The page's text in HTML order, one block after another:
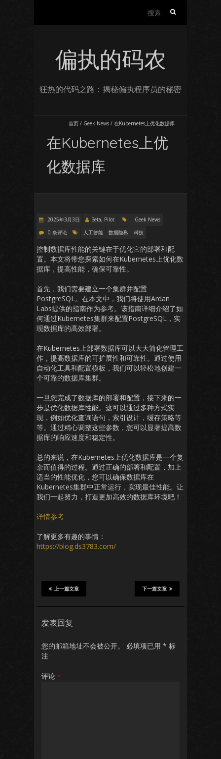
偏执的码农
狂热的代码之路：揭秘偏执程序员的秘密
首页 / Geek News / 在Kubernetes上优化数据库
在Kubernetes上优
化数据库
2025年3月3日 Beta, Pilot
Geek News
0 条评论
人工智能 数据隐私 科技
控制数据库性能的关键在于优化它的部署和配
置。本文将带您探索如何在Kubernetes上优化数
据库，提高性能，确保可靠性。
首先，我们需要建立一个集群并配置
PostgreSQL。在本文中，我们将使用Ardan
Labs提供的指南作为参考。该指南详细介绍了如
何通过Kubernetes集群来配置PostgreSQL，实
现数据库的高效部署。
在Kubernetes上部署数据库可以大大简化管理工
作，提高数据库的可扩展性和可靠性。通过使用
自动化工具和配置模板，我们可以轻松地创建一
个可靠的数据库集群。
一旦您完成了数据库的部署和配置，接下来的一
步是优化数据库性能。这可以通过多种方式实
现，例如优化查询语句，索引设计，缓存策略等
等。通过精心调整这些参数，您可以显著提高数
据库的响应速度和稳定性。
总的来说，在Kubernetes上优化数据库是一个复
杂而值得的过程。通过正确的部署和配置，加上
适当的性能优化，您可以确保数据库在
Kubernetes集群中正常运行，实现最佳性能。让
我们一起努力，打造更加高效的数据库环境吧！
详情参考
了解更多有趣的事情：
https://blog.ds3783.com/
下一篇文章
上一篇文章
发表回复
您的邮箱地址不会被公开。 必填项已用 * 标
注
评论 *